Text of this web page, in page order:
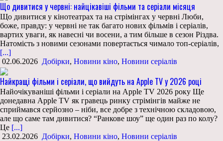
Що дивитися у червні: найцікавіші фільми та серіали місяця
Що дивитися у кінотеатрах та на стрімінгах у червні Люби,
боже, правду: у червні не так багато нових фільмів і серіалів,
вартих уваги, як навесні чи восени, а тим більше в сезон Різдва.
Натомість з новими сезонами повертається чимало топ-серіалів,
[...]
02.06.2026 Добірки, Новини кіно, Новини серіалів
Найкращі фільми і серіали, що вийдуть на Apple TV у 2026 році
Найочікуваніші фільми і серіали на Apple TV 2026 року Ще
донедавна Apple TV як гравець ринку стрімінгів майже не
сприймався серйозно – ніби, все добре з технічною складовою,
але що саме там дивитися? “Ранкове шоу” ще один раз по колу?
Це [...]
23.02.2026 Добірки, Новини кіно, Новини серіалів